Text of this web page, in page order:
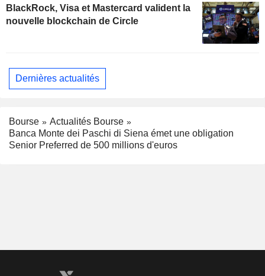
BlackRock, Visa et Mastercard valident la
nouvelle blockchain de Circle
Dernières actualités
Bourse
Actualités Bourse
Banca Monte dei Paschi di Siena émet une obligation
Senior Preferred de 500 millions d'euros